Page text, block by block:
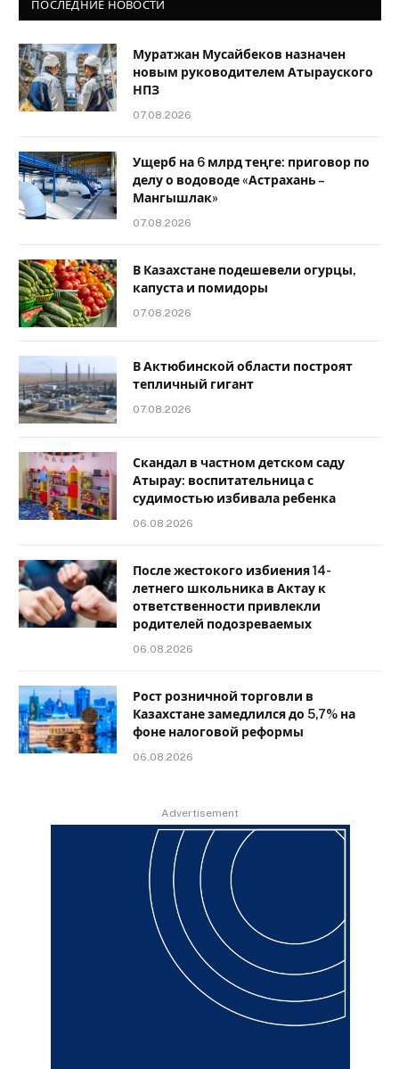
ПОСЛЕДНИЕ НОВОСТИ
Муратжан Мусайбеков назначен
новым руководителем Атырауского
НПЗ
07.08.2026
Ущерб на 6 млрд теңге: приговор по
делу о водоводе «Астрахань –
Мангышлак»
07.08.2026
В Казахстане подешевели огурцы,
капуста и помидоры
07.08.2026
В Актюбинской области построят
тепличный гигант
07.08.2026
Скандал в частном детском саду
Атырау: воспитательница с
судимостью избивала ребенка
06.08.2026
После жестокого избиения 14-
летнего школьника в Актау к
ответственности привлекли
родителей подозреваемых
06.08.2026
Рост розничной торговли в
Казахстане замедлился до 5,7% на
фоне налоговой реформы
06.08.2026
Advertisement